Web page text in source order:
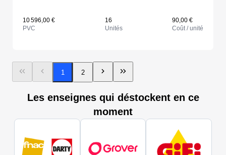
10 596,00 €
PVC
16
Unités
90,00 €
Coût / unité
1 2
Les enseignes qui déstockent en ce
moment